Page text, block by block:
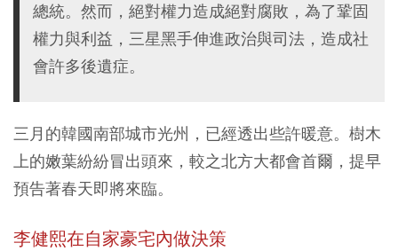
總統。然而，絕對權力造成絕對腐敗，為了鞏固
權力與利益，三星黑手伸進政治與司法，造成社
會許多後遺症。
三月的韓國南部城市光州，已經透出些許暖意。樹木
上的嫩葉紛紛冒出頭來，較之北方大都會首爾，提早
預告著春天即將來臨。
李健熙在自家豪宅內做決策